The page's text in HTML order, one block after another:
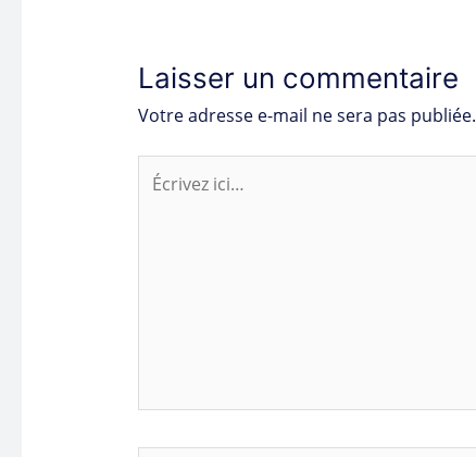
Laisser un commentaire
Votre adresse e-mail ne sera pas publiée.
Écrivez
ici…